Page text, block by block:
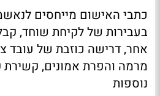
כתבי האישום מייחסים
בעבירות של לקיחת שוחד,
אחר, דרישה כוזבת של עובד
מרמה והפרת אמונים, קשירת
נוספות